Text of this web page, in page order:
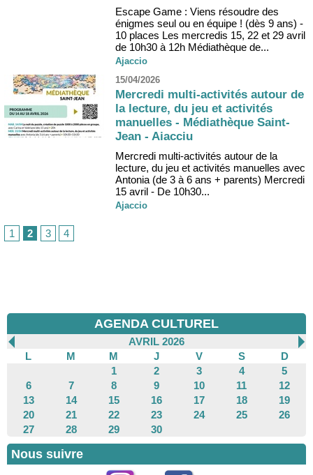
Escape Game : Viens résoudre des
énigmes seul ou en équipe ! (dès 9 ans) -
10 places Les mercredis 15, 22 et 29 avril
de 10h30 à 12h Médiathèque de...
Ajaccio
15/04/2026
Mercredi multi-activités autour de
la lecture, du jeu et activités
manuelles - Médiathèque Saint-
Jean - Aiacciu
Mercredi multi-activités autour de la
lecture, du jeu et activités manuelles avec
Antonia (de 3 à 6 ans + parents) Mercredi
15 avril - De 10h30...
Ajaccio
1 2 3 4
AGENDA CULTUREL
AVRIL 2026
L
M M J V S
D
1
2 3 4
5
6
7 8 9 10 11
12
13
14 15 16 17 18
19
20
21 22 23 24 25
26
27
28 29 30
Nous suivre